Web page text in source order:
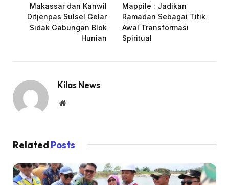
Makassar dan Kanwil
Ditjenpas Sulsel Gelar
Sidak Gabungan Blok
Hunian
Mappile : Jadikan
Ramadan Sebagai Titik
Awal Transformasi
Spiritual
Kilas News
Website
Related Posts